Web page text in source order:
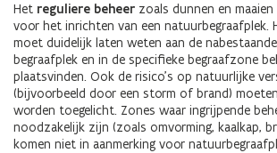
Het reguliere beheer zoals dunnen en maaien
voor het inrichten van een natuurbegraafplek.
moet duidelijk laten weten aan de
begraafplek en in de specifieke begraafzone
plaatsvinden. Ook de risico’s op natuurlijke
(bijvoorbeeld door een storm of brand)
worden toegelicht. Zones waar ingrijpende
noodzakelijk zijn (zoals omvorming, kaalkap,
komen niet in aanmerking voor